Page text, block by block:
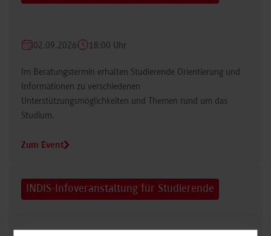
02.09.2026 18:00 Uhr
Im Beratungstermin erhalten Studierende Orientierung und
Informationen zu verschiedenen
Unterstützungsmöglichkeiten und Themen rund um das
Studium.
Zum Event
INDIS-Infoveranstaltung für Studierende